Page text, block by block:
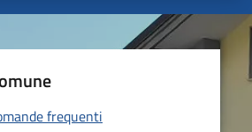
frequenti